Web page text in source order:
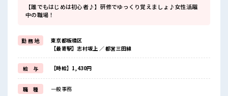
【誰でもはじめは初心者♪】研修でゆっくり覚えましょ♪女性活躍
中の職場！
勤 務 地
東京都板橋区
【最寄駅】志村坂上 ／ 都営三田線
給 与 【時給】1,430円
職 種 一般事務